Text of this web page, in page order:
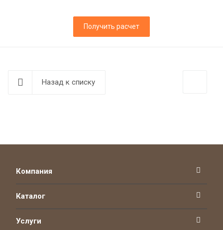
Получить расчет
Назад к списку
Компания
Каталог
Услуги